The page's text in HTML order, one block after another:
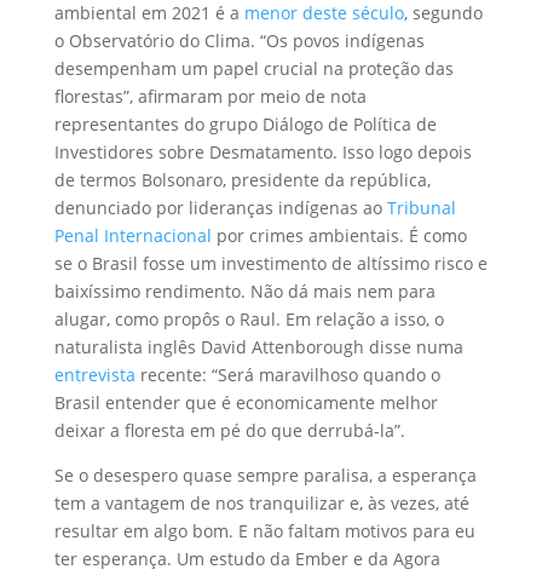
ambiental em 2021 é a menor deste século, segundo
o Observatório do Clima. “Os povos indígenas
desempenham um papel crucial na proteção das
florestas”, afirmaram por meio de nota
representantes do grupo Diálogo de Política de
Investidores sobre Desmatamento. Isso logo depois
de termos Bolsonaro, presidente da república,
denunciado por lideranças indígenas ao Tribunal
Penal Internacional por crimes ambientais. É como
se o Brasil fosse um investimento de altíssimo risco e
baixíssimo rendimento. Não dá mais nem para
alugar, como propôs o Raul. Em relação a isso, o
naturalista inglês David Attenborough disse numa
entrevista recente: “Será maravilhoso quando o
Brasil entender que é economicamente melhor
deixar a floresta em pé do que derrubá-la”.
Se o desespero quase sempre paralisa, a esperança
tem a vantagem de nos tranquilizar e, às vezes, até
resultar em algo bom. E não faltam motivos para eu
ter esperança. Um estudo da Ember e da Agora